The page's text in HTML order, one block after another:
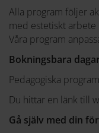
Alla program följer
med estetiskt arbete
Våra program
Bokningsbara
Pedagogiska
Du hittar en länk till
Gå själv med din